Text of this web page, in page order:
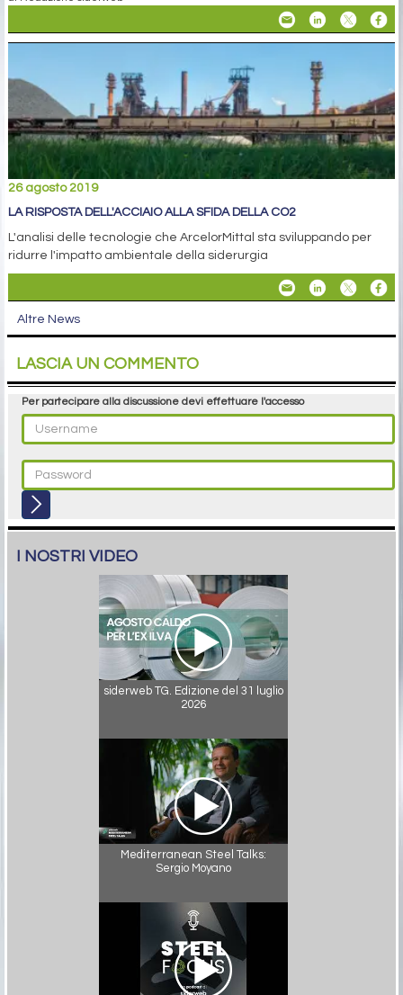
26 agosto 2019
LA RISPOSTA DELL'ACCIAIO ALLA SFIDA DELLA CO2
L'analisi delle tecnologie che ArcelorMittal sta sviluppando per
ridurre l'impatto ambientale della siderurgia
Altre News
LASCIA UN COMMENTO
Per partecipare alla discussione devi effettuare l'accesso
I NOSTRI VIDEO
siderweb TG. Edizione del 31 luglio
2026
Mediterranean Steel Talks:
Sergio Moyano